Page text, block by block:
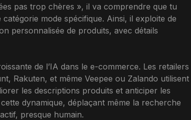
pas trop chères », il va comprendre que tu
mode spécifique. Ainsi, il exploite de
personnalisée de produits, avec détails
de l’IA dans le e-commerce. Les retailers
Rakuten, et même Veepee ou Zalando utilisent
les descriptions produits et anticiper les
dynamique, déplaçant même la recherche
presque humain.